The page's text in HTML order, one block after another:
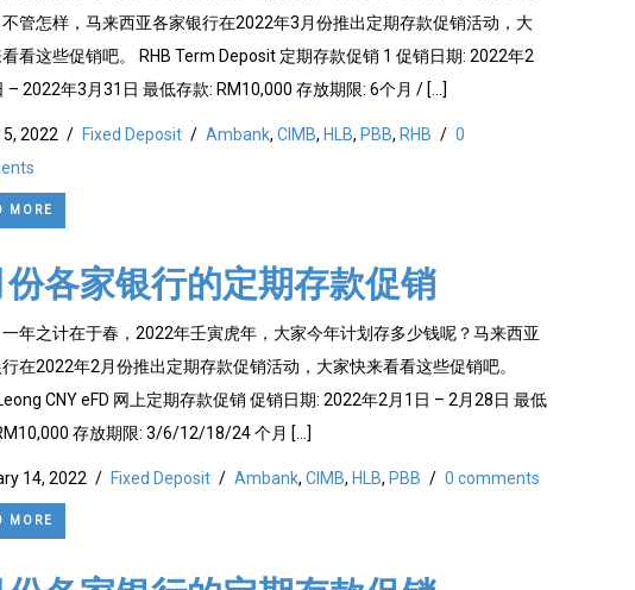
管怎样，马来西亚各家银行在2022年3月份推出定期存款促销活动，大
看这些促销吧。 RHB Term Deposit 定期存款促销 1 促销日期: 2022年2
– 2022年3月31日 最低存款: RM10,000 存放期限: 6个月 / […]
2022 / Fixed Deposit / Ambank, CIMB, HLB, PBB, RHB / 0
MORE
份各家银行的定期存款促销
年之计在于春，2022年壬寅虎年，大家今年计划存多少钱呢？马来西亚
在2022年2月份推出定期存款促销活动，大家快来看看这些促销吧。
CNY eFD 网上定期存款促销 促销日期: 2022年2月1日 – 2月28日 最低
存放期限: 3/6/12/18/24 个月 […]
14, 2022 / Fixed Deposit / Ambank, CIMB, HLB, PBB / 0 comments
MORE